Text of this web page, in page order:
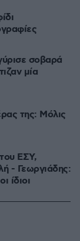
σοβαρά
μία
της: Μόλις
ΕΣΥ,
- Γεωργιάδης:
ίδιοι